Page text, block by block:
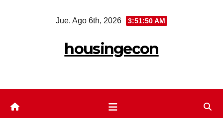
Jue. Ago 6th, 2026 3:51:50 AM
housingecon